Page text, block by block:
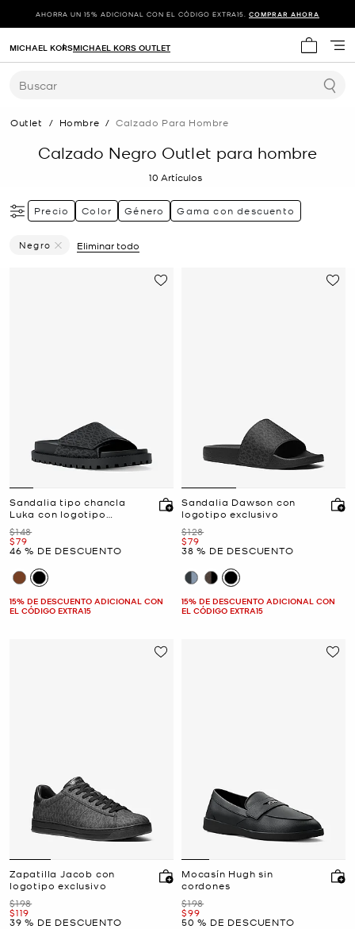
AHORRA UN 15% ADICIONAL CON EL CÓDIGO EXTRA15. COMPRAR AHORA
Mi
MICHAEL KORSMICHAEL KORS OUTLET
Buscar
Outlet / Hombre / Calzado Para Hombre
Calzado Negro Outlet para hombre
10 Artículos
Precio Color Género Gama con descuento
Negro
Eliminar todo
Sandalia tipo chancla
Luka con logotipo
exclusivo
Era
$148
Ahora
$79
46 % DE DESCUENTO
15% DE DESCUENTO ADICIONAL CON
EL CÓDIGO EXTRA15
Sandalia Dawson con
logotipo exclusivo
Era
$128
Ahora
$79
38 % DE DESCUENTO
15% DE DESCUENTO ADICIONAL CON
EL CÓDIGO EXTRA15
Zapatilla Jacob con
logotipo exclusivo
Era
$198
Ahora
$119
39 % DE DESCUENTO
Mocasín Hugh sin
cordones
Era
$198
Ahora
$99
50 % DE DESCUENTO